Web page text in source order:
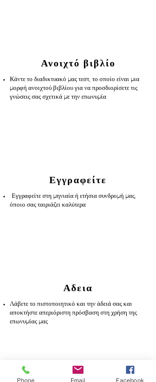
Ανοιχτό βιβλίο
Κάντε το διαδικτυακό μας τεστ, το οποίο είναι μια
μορφή ανοιχτού βιβλίου για να προσδιορίσετε τις
γνώσεις σας σχετικά με την επωνυμία
Εγγραφείτε
Εγγραφείτε στη μηνιαία ή ετήσια συνδρομή μας,
όποιο σας ταιριάζει καλύτερα
Αδεια
Λάβετε το πιστοποιητικό και την άδειά σας και
αποκτήστε απεριόριστη πρόσβαση στη χρήση της
επωνυμίας μας
qualification prior to starting our
training programme.
Phone Email Facebook